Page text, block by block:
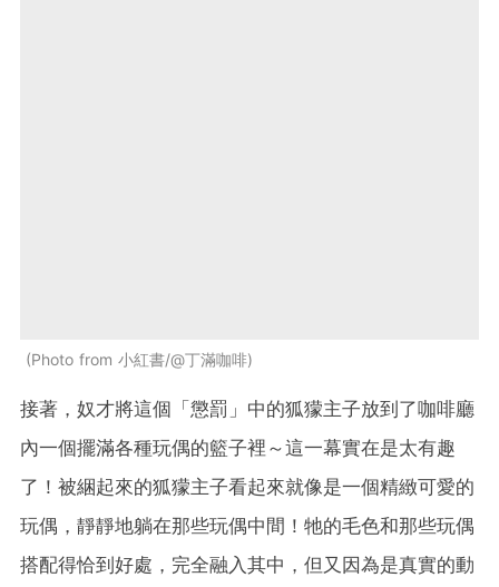
Photo from 小紅書/@丁滿咖啡
接著，奴才將這個「懲罰」中的狐獴主子放到了咖啡廳
內一個擺滿各種玩偶的籃子裡～這一幕實在是太有趣
了！被綑起來的狐獴主子看起來就像是一個精緻可愛的
玩偶，靜靜地躺在那些玩偶中間！牠的毛色和那些玩偶
搭配得恰到好處，完全融入其中，但又因為是真實的動